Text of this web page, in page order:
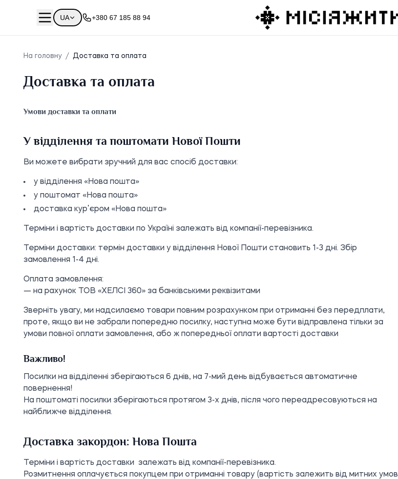
UA +380 67 185 88 94
На головну / Доставка та оплата
Доставка та оплата
Умови доставки та оплати
У відділення та поштомати Нової Пошти
Ви можете вибрати зручний для вас спосіб доставки:
у відділення «Нова пошта»
у поштомат «Нова пошта»
доставка кур’єром «Нова пошта»
Терміни і вартість доставки по Україні залежать від компанії-перевізника.
Терміни доставки: термін доставки у відділення Нової Пошти становить 1-3 дні. Збір
замовлення 1-4 дні.
Оплата замовлення:
— на рахунок ТОВ «ХЕЛСІ 360» за банківськими реквізитами
Зверніть увагу, ми надсилаємо товари повним розрахунком при отриманні без передплати,
проте, якщо ви не забрали попередню посилку, наступна може бути відправлена тільки за
умови повної оплати замовлення, або ж попередньої оплати вартості доставки
Важливо!
Посилки на відділенні зберігаються 6 днів, на 7-мий день відбувається автоматичне
повернення!
На поштоматі посилки зберігаються протягом 3-х днів, після чого переадресовуються на
найближче відділення.
Доставка закордон: Нова Пошта
Терміни і вартість доставки залежать від компанії-перевізника.
Розмитнення оплачується покупцем при отриманні товару (вартість залежить від митних умов